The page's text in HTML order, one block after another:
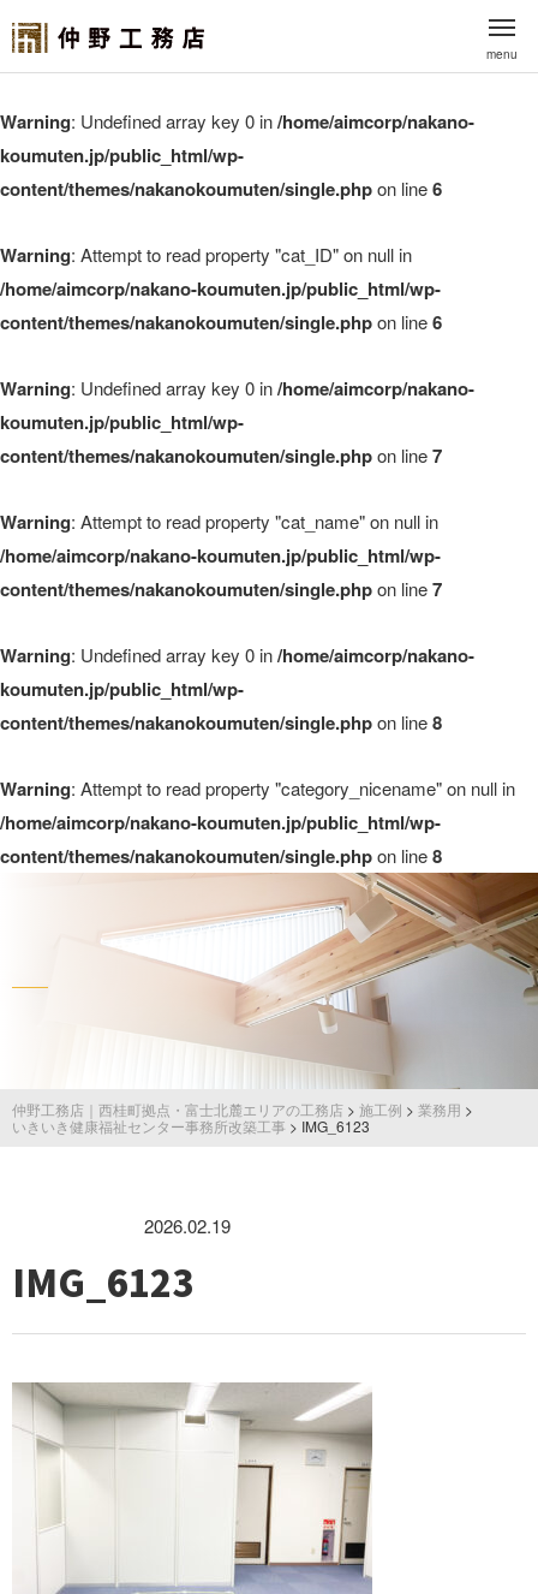
menu
Warning: Undefined array key 0 in/home/aimcorp/nakano-
koumuten.jp/public_html/wp-
content/themes/nakanokoumuten/single.phpon line6
Warning: Attempt to read property "cat_ID" on null in
/home/aimcorp/nakano-koumuten.jp/public_html/wp-
content/themes/nakanokoumuten/single.phpon line6
Warning: Undefined array key 0 in/home/aimcorp/nakano-
koumuten.jp/public_html/wp-
content/themes/nakanokoumuten/single.phpon line7
Warning: Attempt to read property "cat_name" on null in
/home/aimcorp/nakano-koumuten.jp/public_html/wp-
content/themes/nakanokoumuten/single.phpon line7
Warning: Undefined array key 0 in/home/aimcorp/nakano-
koumuten.jp/public_html/wp-
content/themes/nakanokoumuten/single.phpon line8
Warning: Attempt to read property "category_nicename" on null in
/home/aimcorp/nakano-koumuten.jp/public_html/wp-
content/themes/nakanokoumuten/single.phpon line8
仲野工務店｜西桂町拠点・富士北麓エリアの工務店 > 施工例 > 業務用 >
いきいき健康福祉センター事務所改築工事 > IMG_6123
2026.02.19
IMG_6123